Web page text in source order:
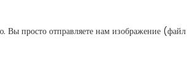
просто отправляете нам изображение